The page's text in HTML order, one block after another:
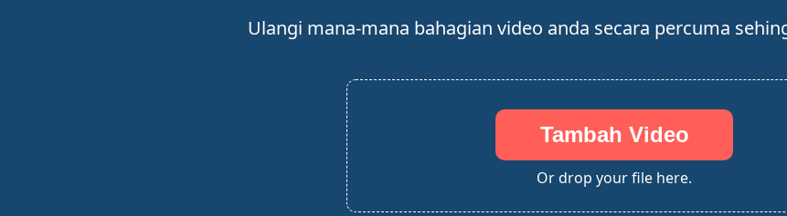
Ulangi mana-mana bahagian video anda secara percuma
Tambah Video
Or drop your file here.